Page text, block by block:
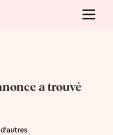
a trouvé
d'autres